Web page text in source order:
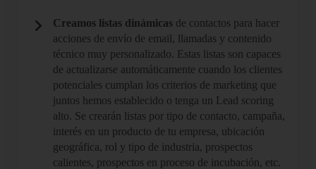
Creamos listas dinámicasde contactos para hacer
acciones de envío de email, llamadas y contenido
técnico muy personalizado. Estas listas son capaces
de actualizarse automáticamente cuando los clientes
potenciales cumplan los criterios de marketing que
juntos hemos establecido o tenga un Lead scoring
alto. Se crearán listas por tipo de contacto, campaña,
interés en un producto de tu empresa, ubicación
geográfica, rol y tipo de industria, prospectos
calientes, prospectos en proceso de incubación, etc.